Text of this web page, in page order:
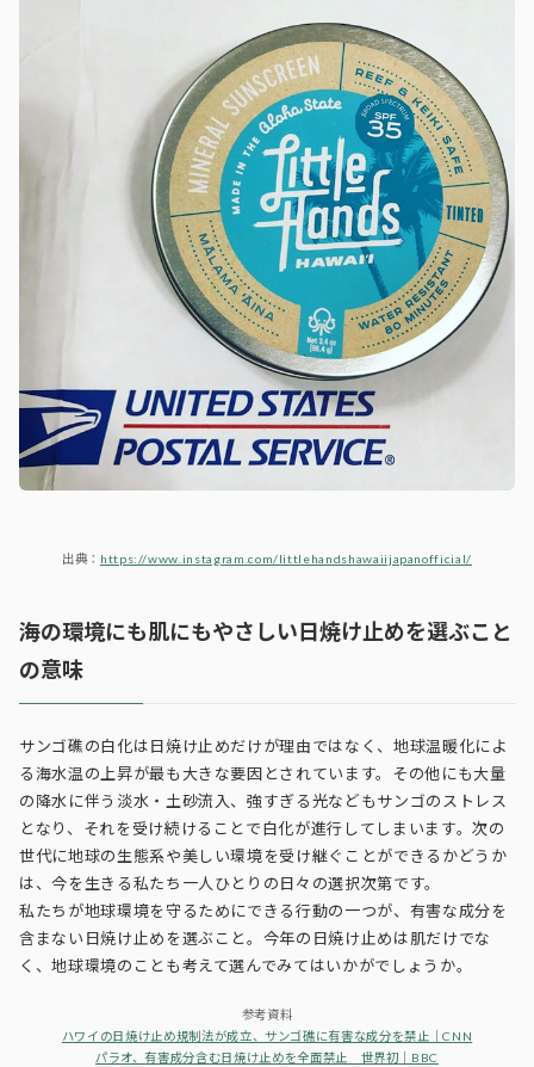
出典： https://www.instagram.com/littlehandshawaiijapanofficial/
海の環境にも肌にもやさしい日焼け止めを選ぶこと
の意味
サンゴ礁の白化は日焼け止めだけが理由ではなく、地球温暖化によ
る海水温の上昇が最も大きな要因とされています。その他にも大量
の降水に伴う淡水・土砂流入、強すぎる光などもサンゴのストレス
となり、それを受け続けることで白化が進行してしまいます。次の
世代に地球の生態系や美しい環境を受け継ぐことができるかどうか
は、今を生きる私たち一人ひとりの日々の選択次第です。
私たちが地球環境を守るためにできる行動の一つが、有害な成分を
含まない日焼け止めを選ぶこと。今年の日焼け止めは肌だけでな
く、地球環境のことも考えて選んでみてはいかがでしょうか。
参考資料
ハワイの日焼け止め規制法が成立、サンゴ礁に有害な成分を禁止｜CNN
パラオ、有害成分含む日焼け止めを全面禁止 世界初｜BBC